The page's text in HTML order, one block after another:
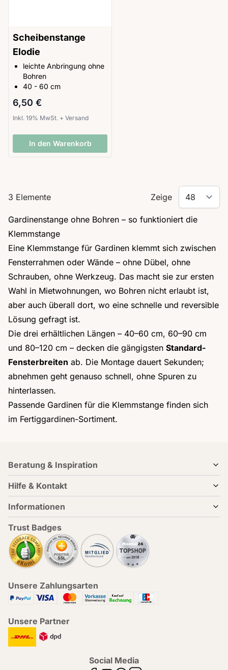
Scheibenstange
Elodie
leichte Anbringung ohne
Bohren
40 - 60 cm
6,50 €
Inkl. 19% MwSt. + Versand
In den Warenkorb
3 Elemente Zeige
Gardinenstange ohne Bohren – so funktioniert die
Klemmstange
Eine Klemmstange für Gardinen klemmt sich zwischen
Fensterrahmen oder Wände – ohne Dübel, ohne
Schrauben, ohne Werkzeug. Das macht sie zur ersten
Wahl in Mietwohnungen, wo Bohren nicht erlaubt ist,
aber auch überall dort, wo eine schnelle und reversible
Lösung gefragt ist.
Die drei erhältlichen Längen – 40–60 cm, 60–90 cm
und 80–120 cm – decken die gängigsten Standard-
Fensterbreiten ab. Die Montage dauert Sekunden;
abnehmen geht genauso schnell, ohne Spuren zu
hinterlassen.
Passende Gardinen für die Klemmstange finden sich
im Fertiggardinen-Sortiment.
Beratung & Inspiration
Hilfe & Kontakt
Informationen
Trust Badges
Unsere Zahlungsarten
Unsere Partner
Social Media